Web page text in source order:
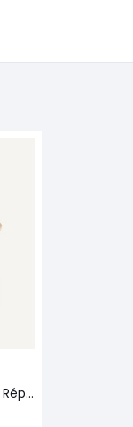
Mesa de centro, em acácia, Réphir